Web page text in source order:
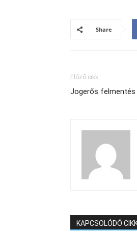
Share
Előző cikk
Jogerős felmentés
KAPCSOLÓDÓ